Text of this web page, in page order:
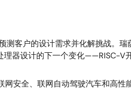
测客户的设计需求并化解挑战。
器设计的下一个变化——RISC-V
安全、联网自动驾驶汽车和高